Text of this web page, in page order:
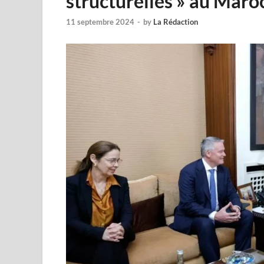
11 septembre 2024 - by La Rédaction